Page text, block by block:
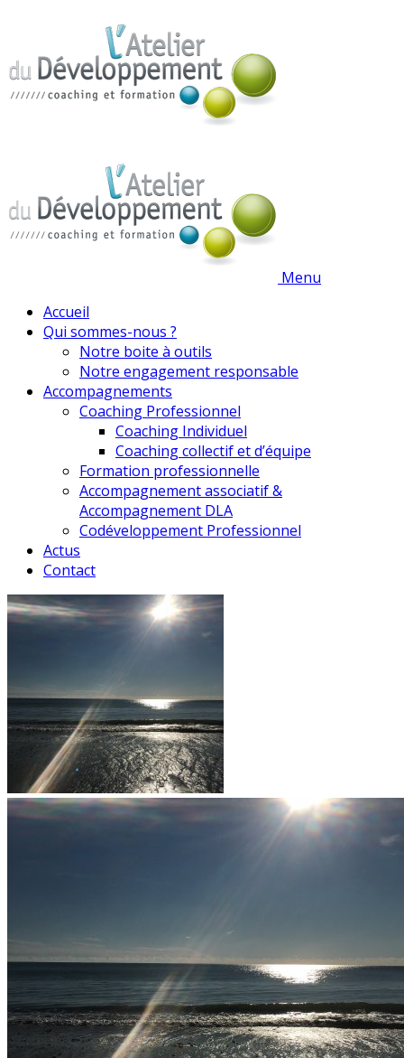
Menu
Accueil
Qui sommes-nous ?
Notre boite à outils
Notre engagement responsable
Accompagnements
Coaching Professionnel
Coaching Individuel
Coaching collectif et d’équipe
Formation professionnelle
Accompagnement associatif &
Accompagnement DLA
Codéveloppement Professionnel
Actus
Contact